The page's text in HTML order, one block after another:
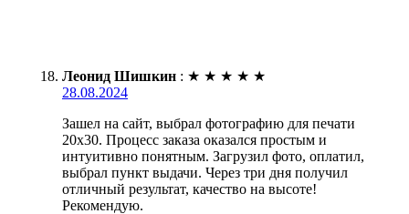
Леонид Шишкин : ★ ★ ★ ★ ★
28.08.2024
Зашел на сайт, выбрал фотографию для печати
20х30. Процесс заказа оказался простым и
интуитивно понятным. Загрузил фото, оплатил,
выбрал пункт выдачи. Через три дня получил
отличный результат, качество на высоте!
Рекомендую.